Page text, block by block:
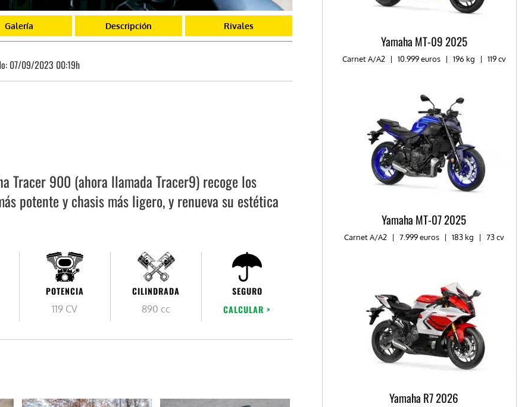
Galería Descripción Rivales
07/09/2023 00:19h
Tracer 900 (ahora llamada Tracer9) recoge los
potente y chasis más ligero, y renueva su estética
POTENCIA
119 CV
CILINDRADA
890 cc
SEGURO
CALCULAR >
Yamaha MT-09 2025
Carnet A/A2 | 10.999 euros | 196 kg | 119 cv
Yamaha MT-07 2025
Carnet A/A2 | 7.999 euros | 183 kg | 73 cv
Yamaha R7 2026